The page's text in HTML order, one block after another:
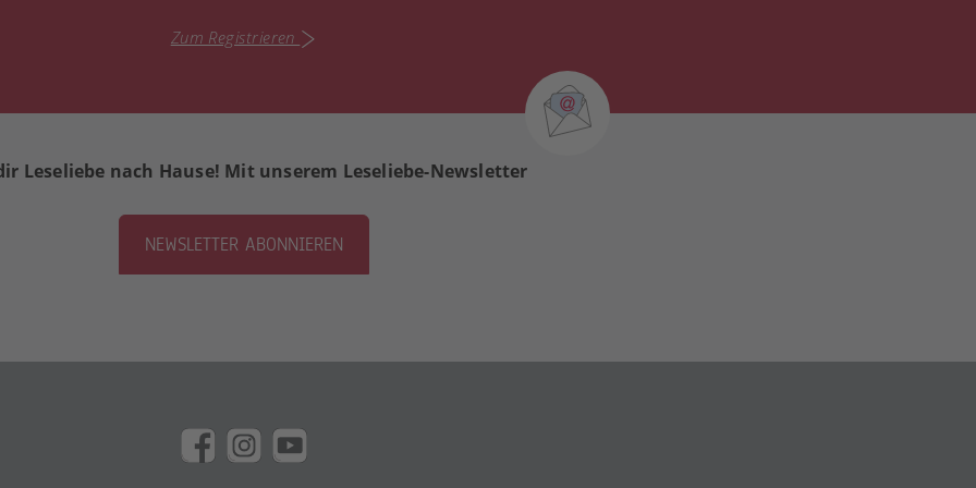
Zum Registrieren
Leseliebe nach Hause! Mit unserem Leseliebe-Newsletter
NEWSLETTER ABONNIEREN